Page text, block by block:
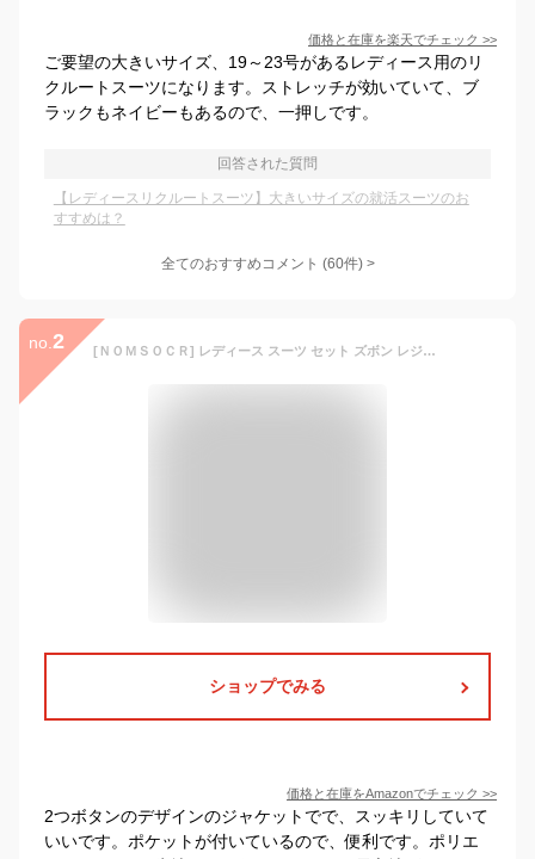
価格と在庫を楽天でチェック >>
ご要望の大きいサイズ、19～23号があるレディース用のリ
クルートスーツになります。ストレッチが効いていて、ブ
ラックもネイビーもあるので、一押しです。
回答された質問
【レディースリクルートスーツ】大きいサイズの就活スーツのお
すすめは？
全てのおすすめコメント (60件) >
no. 2 [ＮＯＭＳＯＣＲ] レディース スーツ セット ズボン レジャー ジャケット 大きいサイズ スリム OL オフィススーツ 事務服 洗える 春 夏 秋 パンツ セットアップ 上下 2点セット 通勤 結婚式 面接 卒業式 ビジネススーツ (ブラック, 8XL)
ショップでみる
価格と在庫をAmazonでチェック >>
2つボタンのデザインのジャケットでで、スッキリしていて
いいです。ポケットが付いているので、便利です。ポリエ